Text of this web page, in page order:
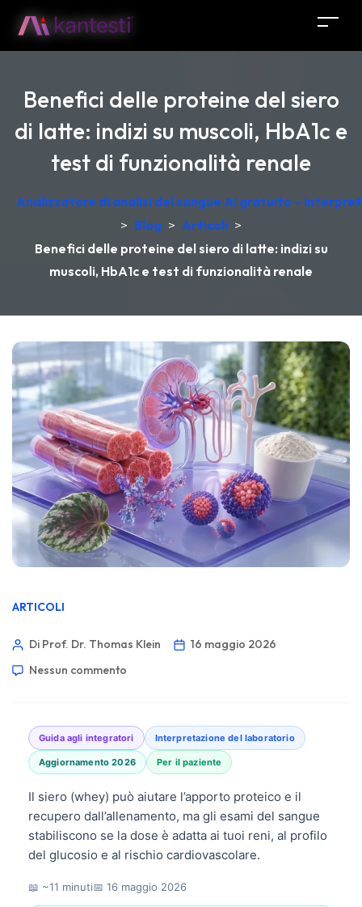
Benefici delle proteine del siero
di latte: indizi su muscoli, HbA1c e
test di funzionalità renale
Analizzatore di analisi del sangue AI gratuito –
> Blog > Articoli >
Benefici delle proteine del siero di latte: indizi su
muscoli, HbA1c e test di funzionalità renale
ARTICOLI
Di Prof. Dr. Thomas Klein
16 maggio 2026
Nessun commento
Guida agli integratori Interpretazione del laboratorio
Aggiornamento 2026 Per il paziente
Il siero (whey) può aiutare l’apporto proteico e il
recupero dall’allenamento, ma gli esami del sangue
stabiliscono se la dose è adatta ai tuoi reni, al profilo
del glucosio e al rischio cardiovascolare.
📖 ~11 minuti📅 16 maggio 2026